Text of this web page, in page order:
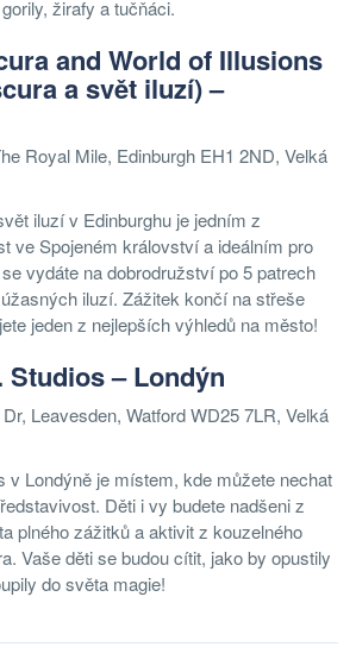
žirafy a tučňáci.
and World of Illusions
a svět iluzí) –
Royal Mile, Edinburgh EH1 2ND, Velká
iluzí v Edinburghu je jedním z
ve Spojeném království a ideálním pro
vydáte na dobrodružství po 5 patrech
iluzí. Zážitek končí na střeše
jeden z nejlepších výhledů na město!
– Londýn
Leavesden, Watford WD25 7LR, Velká
v Londýně je místem, kde můžete nechat
Děti i vy budete nadšeni z
plného zážitků a aktivit z kouzelného
Vaše děti se budou cítit, jako by opustily
do světa magie!